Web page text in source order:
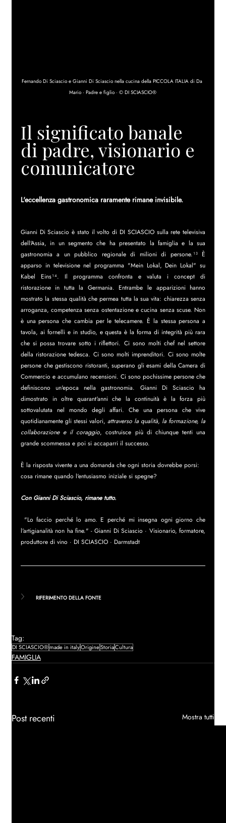
Fernando Di Sciascio e Gianni Di Sciascio nella cucina della PICCOLA ITALIA di Da
Mario · Padre e figlio · © DI SCIASCIO®
Il significato banale
di padre, visionario e
comunicatore
L'eccellenza gastronomica raramente rimane invisibile.
Gianni Di Sciascio è stato il volto di DI SCIASCIO sulla rete televisiva
dell'Assia, in un segmento che ha presentato la famiglia e la sua
gastronomia a un pubblico regionale di milioni di persone.¹³ È
apparso in televisione nel programma "Mein Lokal, Dein Lokal" su
Kabel Eins¹⁴. Il programma confronta e valuta i concept di
ristorazione in tutta la Germania. Entrambe le apparizioni hanno
mostrato la stessa qualità che permea tutta la sua vita: chiarezza senza
arroganza, competenza senza ostentazione e cucina senza scuse. Non
è una persona che cambia per le telecamere. È la stessa persona a
tavola, ai fornelli e in studio, e questa è la forma di integrità più rara
che si possa trovare sotto i riflettori. Ci sono molti chef nel settore
della ristorazione tedesca. Ci sono molti imprenditori. Ci sono molte
persone che gestiscono ristoranti, superano gli esami della Camera di
Commercio e accumulano recensioni. Ci sono pochissime persone che
definiscono un'epoca nella gastronomia. Gianni Di Sciascio ha
dimostrato in oltre quarant'anni che la continuità è la forza più
sottovalutata nel mondo degli affari. Che una persona che vive
quotidianamente gli stessi valori, attraverso la qualità, la formazione, la
collaborazione e il coraggio, costruisce più di chiunque tenti una
grande scommessa e poi si accaparri il successo.
È la risposta vivente a una domanda che ogni storia dovrebbe porsi:
cosa rimane quando l'entusiasmo iniziale si spegne?
Con Gianni Di Sciascio, rimane tutto.
l'artigianalità non ha fine." - Gianni Di Sciascio · Visionario, formatore,
produttore di vino · DI SCIASCIO · Darmstadt
RIFERIMENTO DELLA FONTE
Tag:
DI SCIASCIO®made in italyOrigineStoriaCultura
FAMIGLIA
Post recenti Mostra tutti